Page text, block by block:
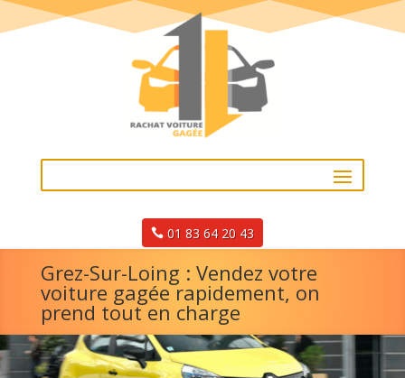
01 83 64 20 43
Grez-Sur-Loing : Vendez votre
voiture gagée rapidement, on
prend tout en charge